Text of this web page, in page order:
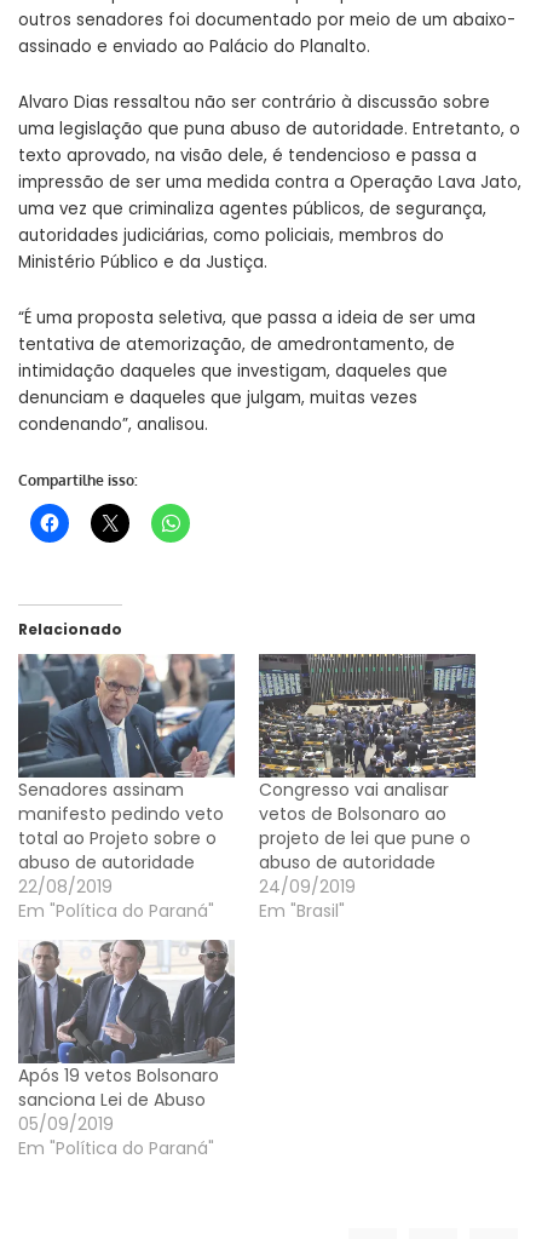
outros senadores foi documentado por meio de um abaixo-
assinado e enviado ao Palácio do Planalto.
Alvaro Dias ressaltou não ser contrário à discussão sobre
uma legislação que puna abuso de autoridade. Entretanto, o
texto aprovado, na visão dele, é tendencioso e passa a
impressão de ser uma medida contra a Operação Lava Jato,
uma vez que criminaliza agentes públicos, de segurança,
autoridades judiciárias, como policiais, membros do
Ministério Público e da Justiça.
“É uma proposta seletiva, que passa a ideia de ser uma
tentativa de atemorização, de amedrontamento, de
intimidação daqueles que investigam, daqueles que
denunciam e daqueles que julgam, muitas vezes
condenando”, analisou.
Compartilhe isso:
Relacionado
Senadores assinam
manifesto pedindo veto
total ao Projeto sobre o
abuso de autoridade
22/08/2019
Em "Política do Paraná"
Congresso vai analisar
vetos de Bolsonaro ao
projeto de lei que pune o
abuso de autoridade
24/09/2019
Em "Brasil"
Após 19 vetos Bolsonaro
sanciona Lei de Abuso
05/09/2019
Em "Política do Paraná"